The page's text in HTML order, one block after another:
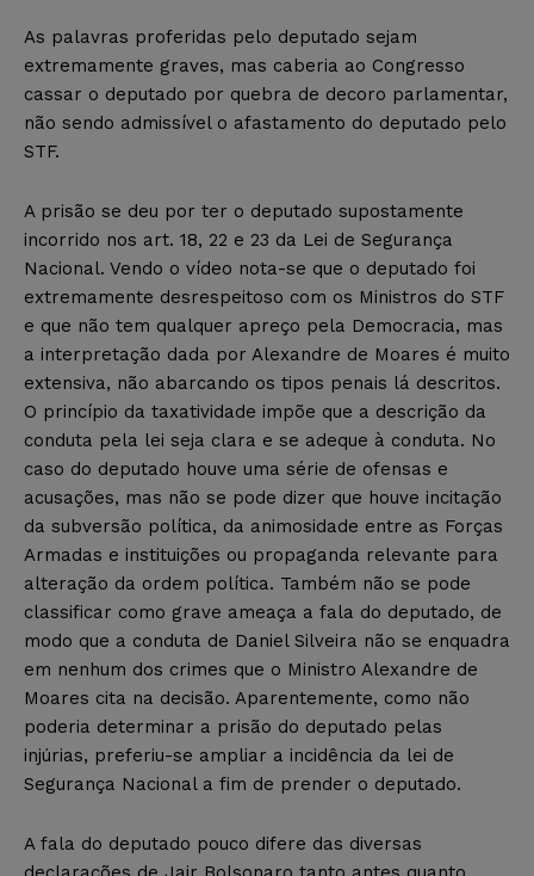
As palavras proferidas pelo deputado sejam
extremamente graves, mas caberia ao Congresso
cassar o deputado por quebra de decoro parlamentar,
não sendo admissível o afastamento do deputado pelo
STF.
A prisão se deu por ter o deputado supostamente
incorrido nos art. 18, 22 e 23 da Lei de Segurança
Nacional. Vendo o vídeo nota-se que o deputado foi
extremamente desrespeitoso com os Ministros do STF
e que não tem qualquer apreço pela Democracia, mas
a interpretação dada por Alexandre de Moares é muito
extensiva, não abarcando os tipos penais lá descritos.
O princípio da taxatividade impõe que a descrição da
conduta pela lei seja clara e se adeque à conduta. No
caso do deputado houve uma série de ofensas e
acusações, mas não se pode dizer que houve incitação
da subversão política, da animosidade entre as Forças
Armadas e instituições ou propaganda relevante para
alteração da ordem política. Também não se pode
classificar como grave ameaça a fala do deputado, de
modo que a conduta de Daniel Silveira não se enquadra
em nenhum dos crimes que o Ministro Alexandre de
Moares cita na decisão. Aparentemente, como não
poderia determinar a prisão do deputado pelas
injúrias, preferiu-se ampliar a incidência da lei de
Segurança Nacional a fim de prender o deputado.
A fala do deputado pouco difere das diversas